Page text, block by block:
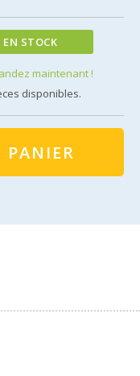
EN STOCK
maintenant !
disponibles.
PANIER